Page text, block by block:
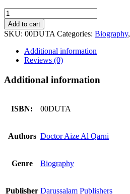
Uswah
Tul
Alam
quantity
Add to cart
SKU: 00DUTA Categories: Biography,
Additional information
Reviews (0)
Additional information
ISBN: 00DUTA
Authors Doctor Aize Al Qarni
Genre Biography
Publisher Darussalam Publishers